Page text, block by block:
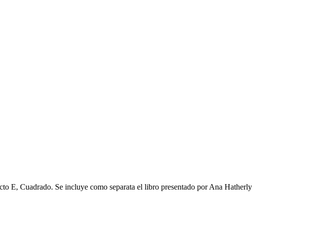
E, Cuadrado. Se incluye como separata el libro presentado por Ana Hatherly